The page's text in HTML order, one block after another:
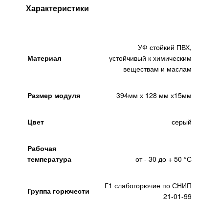
Характеристики
Материал
УФ стойкий ПВХ,
устойчивый к химическим
веществам и маслам
Размер модуля 394мм х 128 мм х15мм
Цвет серый
Рабочая
температура
от - 30 до + 50 °С
Группа горючести
Г1 слабогорючие по СНИП
21-01-99